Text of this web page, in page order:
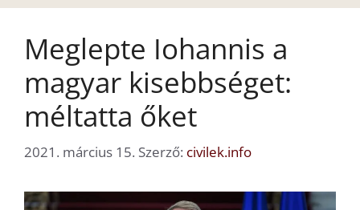
Meglepte Iohannis a
magyar kisebbséget:
méltatta őket
2021. március 15. Szerző: civilek.info